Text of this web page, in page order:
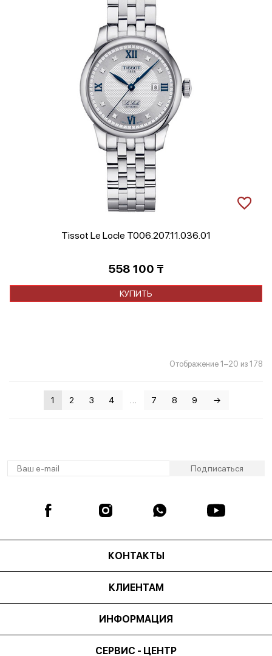
Tissot Le Locle T006.207.11.036.01
558 100 ₸
КУПИТЬ
Отображение 1–20 из 178
1 2 3 4 7 8 9 →
КОНТАКТЫ
КЛИЕНТАМ
ИНФОРМАЦИЯ
СЕРВИС - ЦЕНТР